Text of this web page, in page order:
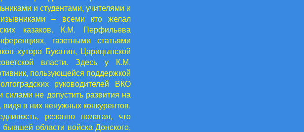
и студентами, учителями и
– всеми кто желал
казаков. К.М. Перфильева
газетными статьями
хутора Букатин, Царицынской
власти. Здесь у К.М.
пользующейся поддержкой
руководителей ВКО
не допустить развития на
видя в них ненужных конкурентов.
резонно полагая, что
области войска Донского,